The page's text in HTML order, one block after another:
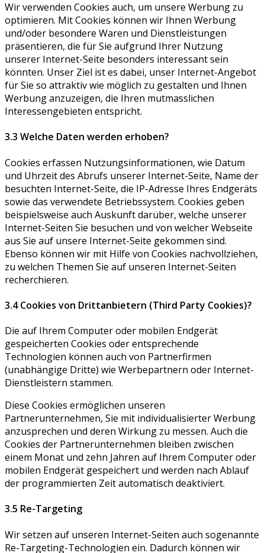
Wir verwenden Cookies auch, um unsere Werbung zu
optimieren. Mit Cookies können wir Ihnen Werbung
und/oder besondere Waren und Dienstleistungen
präsentieren, die für Sie aufgrund Ihrer Nutzung
unserer Internet-Seite besonders interessant sein
könnten. Unser Ziel ist es dabei, unser Internet-Angebot
für Sie so attraktiv wie möglich zu gestalten und Ihnen
Werbung anzuzeigen, die Ihren mutmasslichen
Interessengebieten entspricht.
3.3 Welche Daten werden erhoben?
Cookies erfassen Nutzungsinformationen, wie Datum
und Uhrzeit des Abrufs unserer Internet-Seite, Name der
besuchten Internet-Seite, die IP-Adresse Ihres Endgeräts
sowie das verwendete Betriebssystem. Cookies geben
beispielsweise auch Auskunft darüber, welche unserer
Internet-Seiten Sie besuchen und von welcher Webseite
aus Sie auf unsere Internet-Seite gekommen sind.
Ebenso können wir mit Hilfe von Cookies nachvollziehen,
zu welchen Themen Sie auf unseren Internet-Seiten
recherchieren.
3.4 Cookies von Drittanbietern (Third Party Cookies)?
Die auf Ihrem Computer oder mobilen Endgerät
gespeicherten Cookies oder entsprechende
Technologien können auch von Partnerfirmen
(unabhängige Dritte) wie Werbepartnern oder Internet-
Dienstleistern stammen.
Diese Cookies ermöglichen unseren
Partnerunternehmen, Sie mit individualisierter Werbung
anzusprechen und deren Wirkung zu messen. Auch die
Cookies der Partnerunternehmen bleiben zwischen
einem Monat und zehn Jahren auf Ihrem Computer oder
mobilen Endgerät gespeichert und werden nach Ablauf
der programmierten Zeit automatisch deaktiviert.
3.5 Re-Targeting
Wir setzen auf unseren Internet-Seiten auch sogenannte
Re-Targeting-Technologien ein. Dadurch können wir